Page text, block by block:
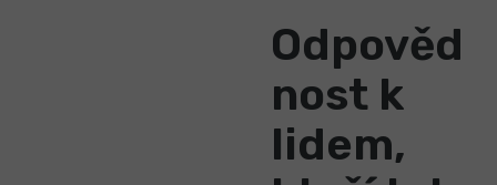
Odpověd
nost k
lidem,